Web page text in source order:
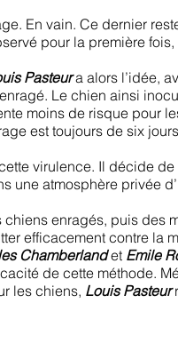
En vain. Ce dernier
pour la première
Pasteura alors l’idée,
Le chien ainsi
moins de risque pour
est toujours de six
virulence. Il décide
une atmosphère privée
enragés, puis des
efficacement contre la
Chamberlandet Emile
de cette méthode.
les chiens, Louis Pasteur